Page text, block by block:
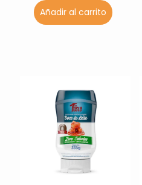
Añadir al carrito